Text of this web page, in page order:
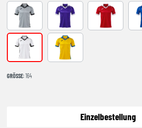
GREY-BLACK VIOLETA-BLANCO RED-WHITE
WHITE-BLACK YELLOW-ROYAL
GRÖSSE : 164
Einzelbestellung